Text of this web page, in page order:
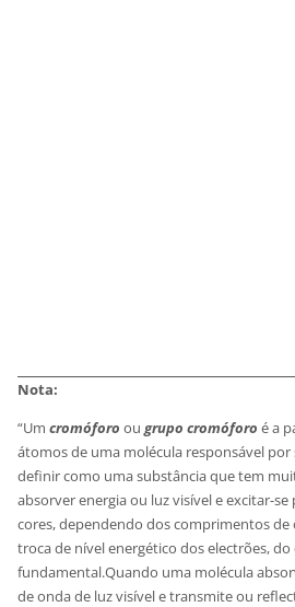
Nota:
“Umcromóforo ougrupo cromóforo é a
átomos de uma molécula responsável por
definir como uma substância que tem
absorver energia ou luz visível e excitar-
cores, dependendo dos comprimentos
troca de nível energético dos electrões,
fundamental.Quando uma molécula
de onda de luz visível e transmite ou